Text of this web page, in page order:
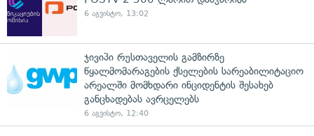
6 აგვისტო, 13:02
ჯივიპი რუსთაველის გამზირზე
წყალმომარაგების ქსელების სარეაბილიტაციო
არეალში მომხდარი ინციდენტის შესახებ
განცხადებას ავრცელებს
6 აგვისტო, 12:40